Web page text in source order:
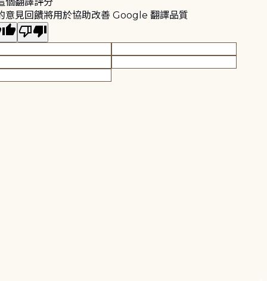
意見回饋將用於協助改善 Google 翻譯品質